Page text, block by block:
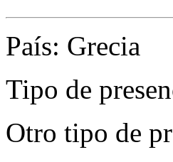
País: Grecia
Tipo de
Otro tipo de